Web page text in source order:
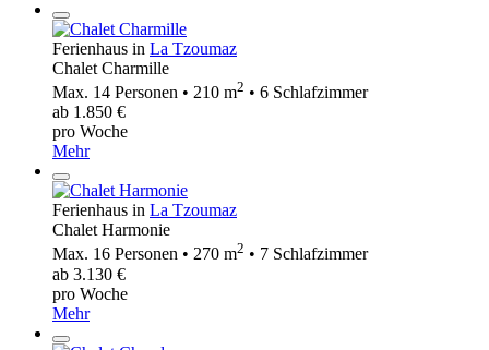
Ferienhaus in La Tzoumaz
Chalet Charmille
Max. 14 Personen • 210 m2 • 6 Schlafzimmer
ab 1.850 €
pro Woche
Mehr
Ferienhaus in La Tzoumaz
Chalet Harmonie
Max. 16 Personen • 270 m2 • 7 Schlafzimmer
ab 3.130 €
pro Woche
Mehr